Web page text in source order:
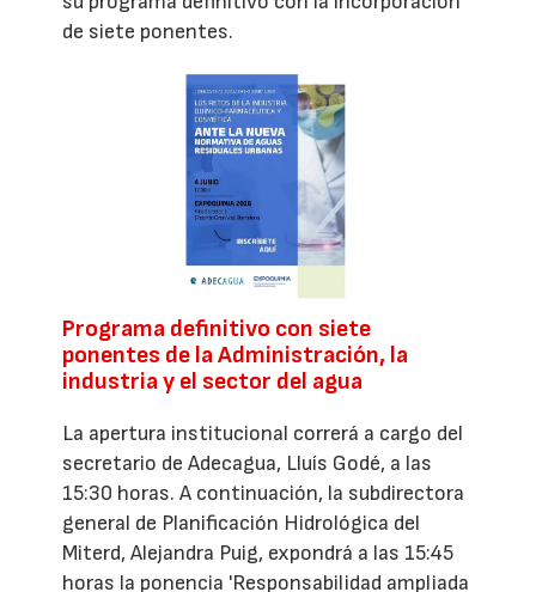
de siete ponentes.
Programa definitivo con siete
ponentes de la Administración, la
industria y el sector del agua
La apertura institucional correrá a cargo del
secretario de Adecagua, Lluís Godé, a las
15:30 horas. A continuación, la subdirectora
general de Planificación Hidrológica del
Miterd, Alejandra Puig, expondrá a las 15:45
horas la ponencia 'Responsabilidad ampliada